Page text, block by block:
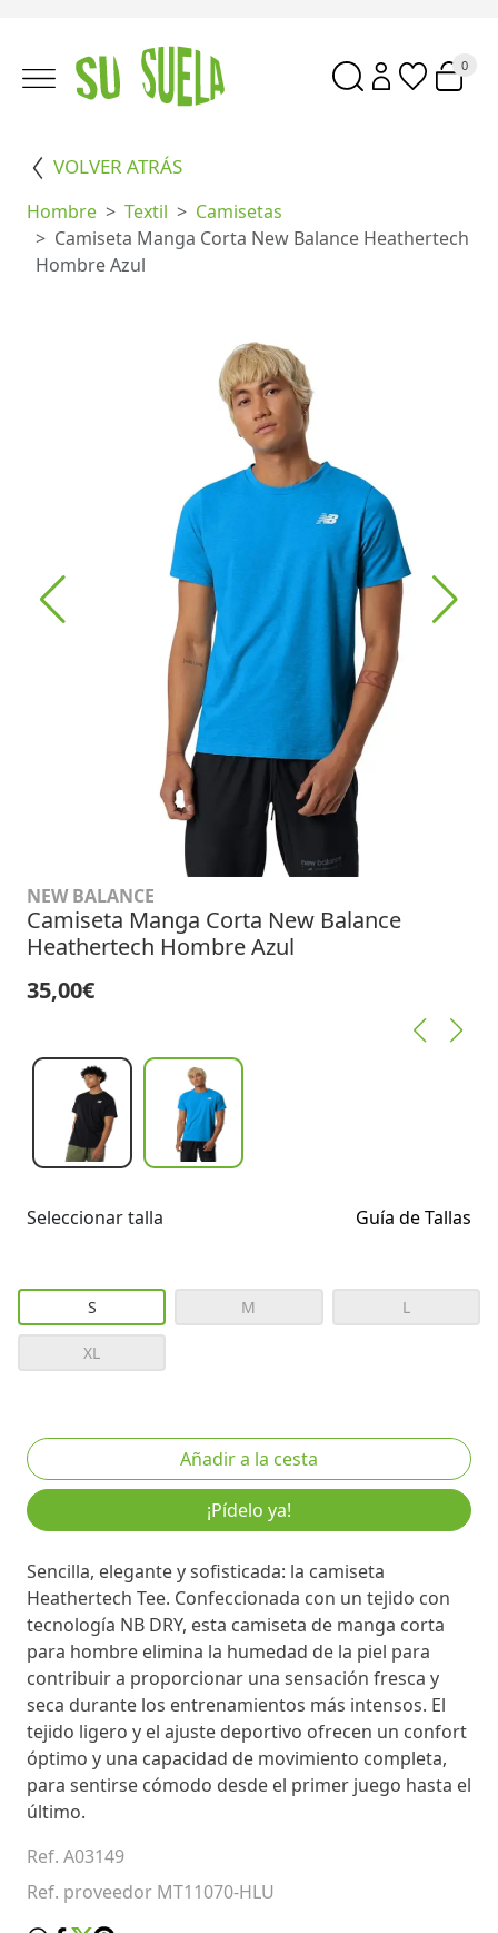
0
VOLVER ATRÁS
Hombre Textil
Camisetas
Camiseta Manga Corta New Balance Heathertech
Hombre Azul
NEW BALANCE
Camiseta Manga Corta New Balance
Heathertech Hombre Azul
35,00€
Seleccionar talla Guía de Tallas
S M L
XL
¡Pídelo ya!
Sencilla, elegante y sofisticada: la camiseta
Heathertech Tee. Confeccionada con un tejido con
tecnología NB DRY, esta camiseta de manga corta
para hombre elimina la humedad de la piel para
contribuir a proporcionar una sensación fresca y
seca durante los entrenamientos más intensos. El
tejido ligero y el ajuste deportivo ofrecen un confort
óptimo y una capacidad de movimiento completa,
para sentirse cómodo desde el primer juego hasta el
último.
Ref. A03149
Ref. proveedor MT11070-HLU